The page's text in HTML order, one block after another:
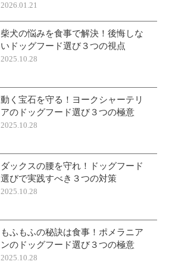
2026.01.21
柴犬の悩みを食事で解決！後悔しな
いドッグフード選び３つの視点
2025.10.28
動く宝石を守る！ヨークシャーテリ
アのドッグフード選び３つの極意
2025.10.28
ダックスの腰を守れ！ドッグフード
選びで実践すべき３つの対策
2025.10.28
もふもふの秘訣は食事！ポメラニア
ンのドッグフード選び３つの極意
2025.10.28